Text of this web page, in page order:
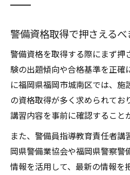
警備資格取得で押さえる
警備資格を取得する際にまず押
験の出題傾向や合格基準を正確
に福岡県福岡市城南区では、施
の資格取得が多く求められてお
講習内容を事前に確認すること
また、警備員指導教育責任者講
岡県警備業協会や福岡県警察警
情報を活用して、最新の情報を